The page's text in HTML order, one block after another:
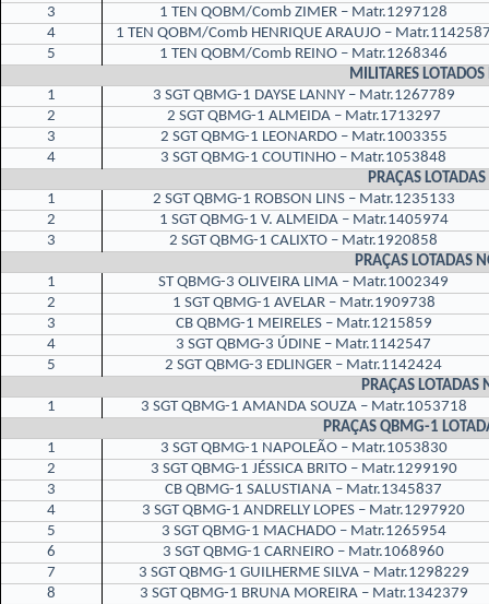
3
1 TEN QOBM/Comb ZIMER – Matr.1297128
4
1 TEN QOBM/Comb HENRIQUE ARAUJO –
5
1 TEN QOBM/Comb REINO – Matr.1268346
MILITARES
1
3 SGT QBMG-1 DAYSE LANNY – Matr.1267789
2
2 SGT QBMG-1 ALMEIDA – Matr.1713297
3
2 SGT QBMG-1 LEONARDO – Matr.1003355
4
3 SGT QBMG-1 COUTINHO – Matr.1053848
PRAÇAS
1
2 SGT QBMG-1 ROBSON LINS – Matr.1235133
2
1 SGT QBMG-1 V. ALMEIDA – Matr.1405974
3
2 SGT QBMG-1 CALIXTO – Matr.1920858
PRAÇAS LOTADAS
1
ST QBMG-3 OLIVEIRA LIMA – Matr.1002349
2
1 SGT QBMG-1 AVELAR – Matr.1909738
3
CB QBMG-1 MEIRELES – Matr.1215859
4
3 SGT QBMG-3 ÚDINE – Matr.1142547
5
2 SGT QBMG-3 EDLINGER – Matr.1142424
PRAÇAS LOTADAS
1
3 SGT QBMG-1 AMANDA SOUZA – Matr.1053718
PRAÇAS QBMG-1
1
3 SGT QBMG-1 NAPOLEÃO – Matr.1053830
2
3 SGT QBMG-1 JÉSSICA BRITO – Matr.1299190
3
CB QBMG-1 SALUSTIANA – Matr.1345837
4
3 SGT QBMG-1 ANDRELLY LOPES – Matr.1297920
5
3 SGT QBMG-1 MACHADO – Matr.1265954
6
3 SGT QBMG-1 CARNEIRO – Matr.1068960
7
3 SGT QBMG-1 GUILHERME SILVA – Matr.1298229
8
3 SGT QBMG-1 BRUNA MOREIRA – Matr.1342379